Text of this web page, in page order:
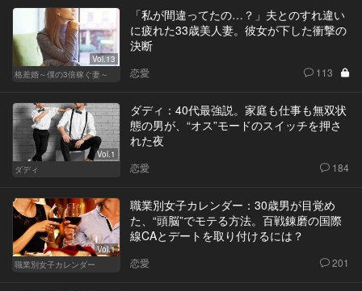
Vol.13
格差婚～僕の3倍稼ぐ妻～
「私が間違ってたの…？」夫とのすれ違い
に疲れた33歳美人妻。彼女が下した衝撃の
決断
恋愛 113
Vol.1
ダディ
ダディ：40代最強説。家庭も仕事も無双状
態の男が、“オス”モードのスイッチを押さ
れた夜
恋愛 184
Vol.1
職業別女子カレンダー
職業別女子カレンダー：30歳男が目覚め
た、“頭脳”でモテる方法。百戦錬磨の国際
線CAとデートを取り付けるには？
恋愛 201